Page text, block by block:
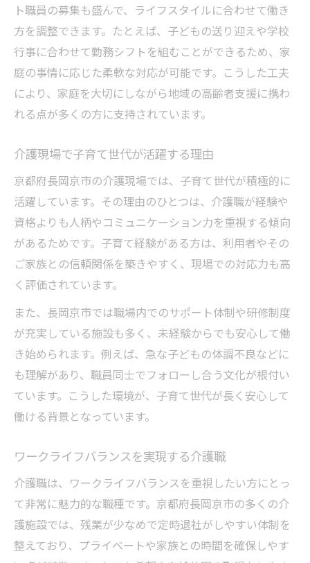
ト職員の募集も盛んで、ライフスタイルに合わせて働き
方を調整できます。たとえば、子どもの送り迎えや学校
行事に合わせて勤務シフトを組むことができるため、家
庭の事情に応じた柔軟な対応が可能です。こうした工夫
により、家庭を大切にしながら地域の高齢者支援に携わ
れる点が多くの方に支持されています。
介護現場で子育て世代が活躍する理由
京都府長岡京市の介護現場では、子育て世代が積極的に
活躍しています。その理由のひとつは、介護職が経験や
資格よりも人柄やコミュニケーション力を重視する傾向
があるためです。子育て経験がある方は、利用者やその
ご家族との信頼関係を築きやすく、現場での対応力も高
く評価されています。
また、長岡京市では職場内でのサポート体制や研修制度
が充実している施設も多く、未経験からでも安心して働
き始められます。例えば、急な子どもの体調不良などに
も理解があり、職員同士でフォローし合う文化が根付い
ています。こうした環境が、子育て世代が長く安心して
働ける背景となっています。
ワークライフバランスを実現する介護職
介護職は、ワークライフバランスを重視したい方にとっ
て非常に魅力的な職種です。京都府長岡京市の多くの介
護施設では、残業が少なめで定時退社がしやすい体制を
整えており、プライベートや家族との時間を確保しやす